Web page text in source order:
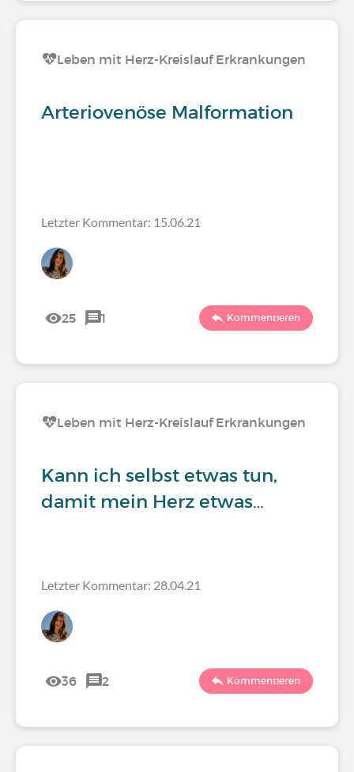
Leben mit Herz-Kreislauf Erkrankungen
Arteriovenöse Malformation
Letzter Kommentar: 15.06.21
25 1 Kommentieren
Leben mit Herz-Kreislauf Erkrankungen
Kann ich selbst etwas tun,
damit mein Herz etwas…
Letzter Kommentar: 28.04.21
36 2 Kommentieren